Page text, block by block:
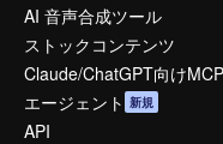
AI 音声合成ツール
ストックコンテンツ
Claude/ChatGPT向けMCP
エージェント 新規
API